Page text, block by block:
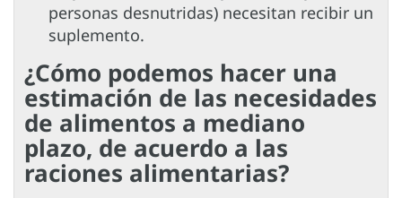
personas desnutridas) necesitan recibir un
suplemento.
¿Cómo podemos hacer una
estimación de las necesidades
de alimentos a mediano
plazo, de acuerdo a las
raciones alimentarias?